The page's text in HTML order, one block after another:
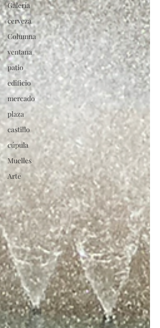
Galería
cerveza
Columna
ventana
patio
edificio
mercado
plaza
castillo
cúpula
Muelles
Arte